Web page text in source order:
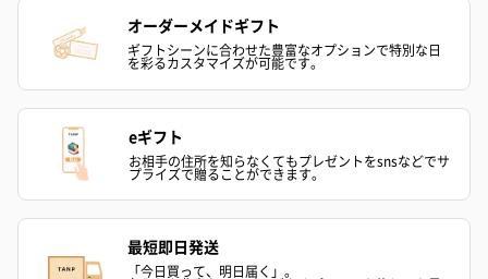
アールグレイ（HAPPY
BIRTHDAY TO YOU）
（660円）
アールグレイティー
（660円）
フルーツティ
円）
オーダーメイドギフト
ギフトシーンに合わせた豊富なオプションで特別な日
を彩るカスタマイズが可能です。
eギフト
お相手の住所を知らなくてもプレゼントをsnsなどでサ
プライズで贈ることができます。
最短即日発送
「今日買って、明日届く」。